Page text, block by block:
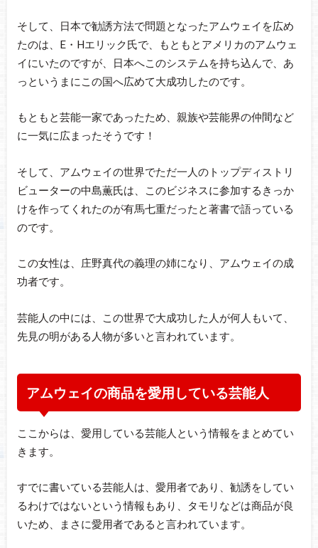
そして、日本で勧誘方法で問題となったアムウェイを広め
たのは、E・Hエリック氏で、もともとアメリカのアムウェ
イにいたのですが、日本へこのシステムを持ち込んで、あ
っというまにこの国へ広めて大成功したのです。
もともと芸能一家であったため、親族や芸能界の仲間など
に一気に広まったそうです！
そして、アムウェイの世界でただ一人のトップディストリ
ビューターの中島薫氏は、このビジネスに参加するきっか
けを作ってくれたのが有馬七重だったと著書で語っている
のです。
この女性は、庄野真代の義理の姉になり、アムウェイの成
功者です。
芸能人の中には、この世界で大成功した人が何人もいて、
先見の明がある人物が多いと言われています。
アムウェイの商品を愛用している芸能人
ここからは、愛用している芸能人という情報をまとめてい
きます。
すでに書いている芸能人は、愛用者であり、勧誘をしてい
るわけではないという情報もあり、タモリなどは商品が良
いため、まさに愛用者であると言われています。